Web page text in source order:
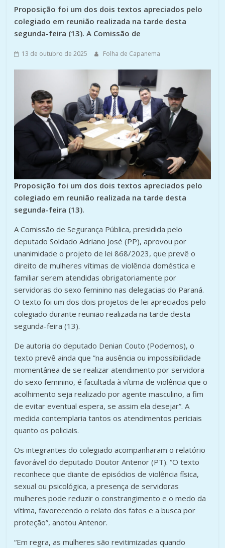
Proposição foi um dos dois textos apreciados pelo
colegiado em reunião realizada na tarde desta
segunda-feira (13). A Comissão de
13 de outubro de 2025 Folha de Capanema
Proposição foi um dos dois textos apreciados pelo
colegiado em reunião realizada na tarde desta
segunda-feira (13).
A Comissão de Segurança Pública, presidida pelo
deputado Soldado Adriano José (PP), aprovou por
unanimidade o projeto de lei 868/2023, que prevê o
direito de mulheres vítimas de violência doméstica e
familiar serem atendidas obrigatoriamente por
servidoras do sexo feminino nas delegacias do Paraná.
O texto foi um dos dois projetos de lei apreciados pelo
colegiado durante reunião realizada na tarde desta
segunda-feira (13).
De autoria do deputado Denian Couto (Podemos), o
texto prevê ainda que ”na ausência ou impossibilidade
momentânea de se realizar atendimento por servidora
do sexo feminino, é facultada à vítima de violência que o
acolhimento seja realizado por agente masculino, a fim
de evitar eventual espera, se assim ela desejar”. A
medida contemplaria tantos os atendimentos periciais
quanto os policiais.
Os integrantes do colegiado acompanharam o relatório
favorável do deputado Doutor Antenor (PT). “O texto
reconhece que diante de episódios de violência física,
sexual ou psicológica, a presença de servidoras
mulheres pode reduzir o constrangimento e o medo da
vítima, favorecendo o relato dos fatos e a busca por
proteção”, anotou Antenor.
“Em regra, as mulheres são revitimizadas quando